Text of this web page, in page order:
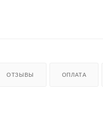
ОТЗЫВЫ ОПЛАТА